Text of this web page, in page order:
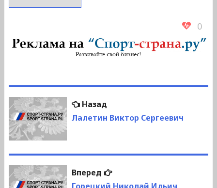
0
Навигация
по
записям
НазадПредыдущая
запись:
Лалетин Виктор Сергеевич
Вперед
Следующая
запись: